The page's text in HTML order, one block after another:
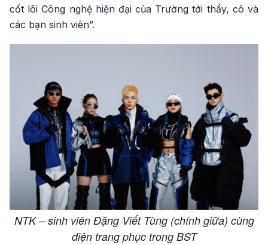
cốt lõi Công nghệ hiện đại của Trường tới thầy, cô và
các bạn sinh viên”.
NTK – sinh viên Đặng Viết Tùng (chính giữa) cùng
diện trang phục trong BST